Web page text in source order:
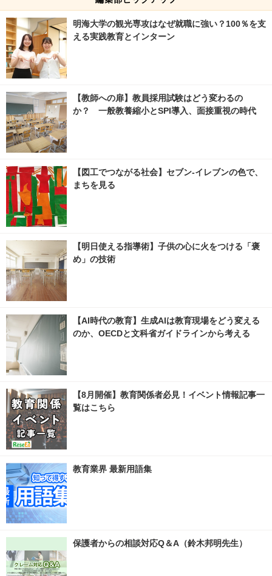
明海大学の観光専攻はなぜ就職に強い？100％を支
える実践教育とインターン
【教師への扉】教員採用試験はどう変わるの
か？ 一般教養縮小とSPI導入、面接重視の時代
【図工でつながる社会】セブン‐イレブンの色で、
まちを見る
【明日使える指導術】子供の心に火をつける「褒
め」の技術
【AI時代の教育】生成AIは教育現場をどう変える
のか、OECDと文科省ガイドラインから考える
【8月開催】教育関係者必見！イベント情報記事一
覧はこちら
教育業界 最新用語集
保護者からの相談対応Q＆A（鈴木邦明先生）